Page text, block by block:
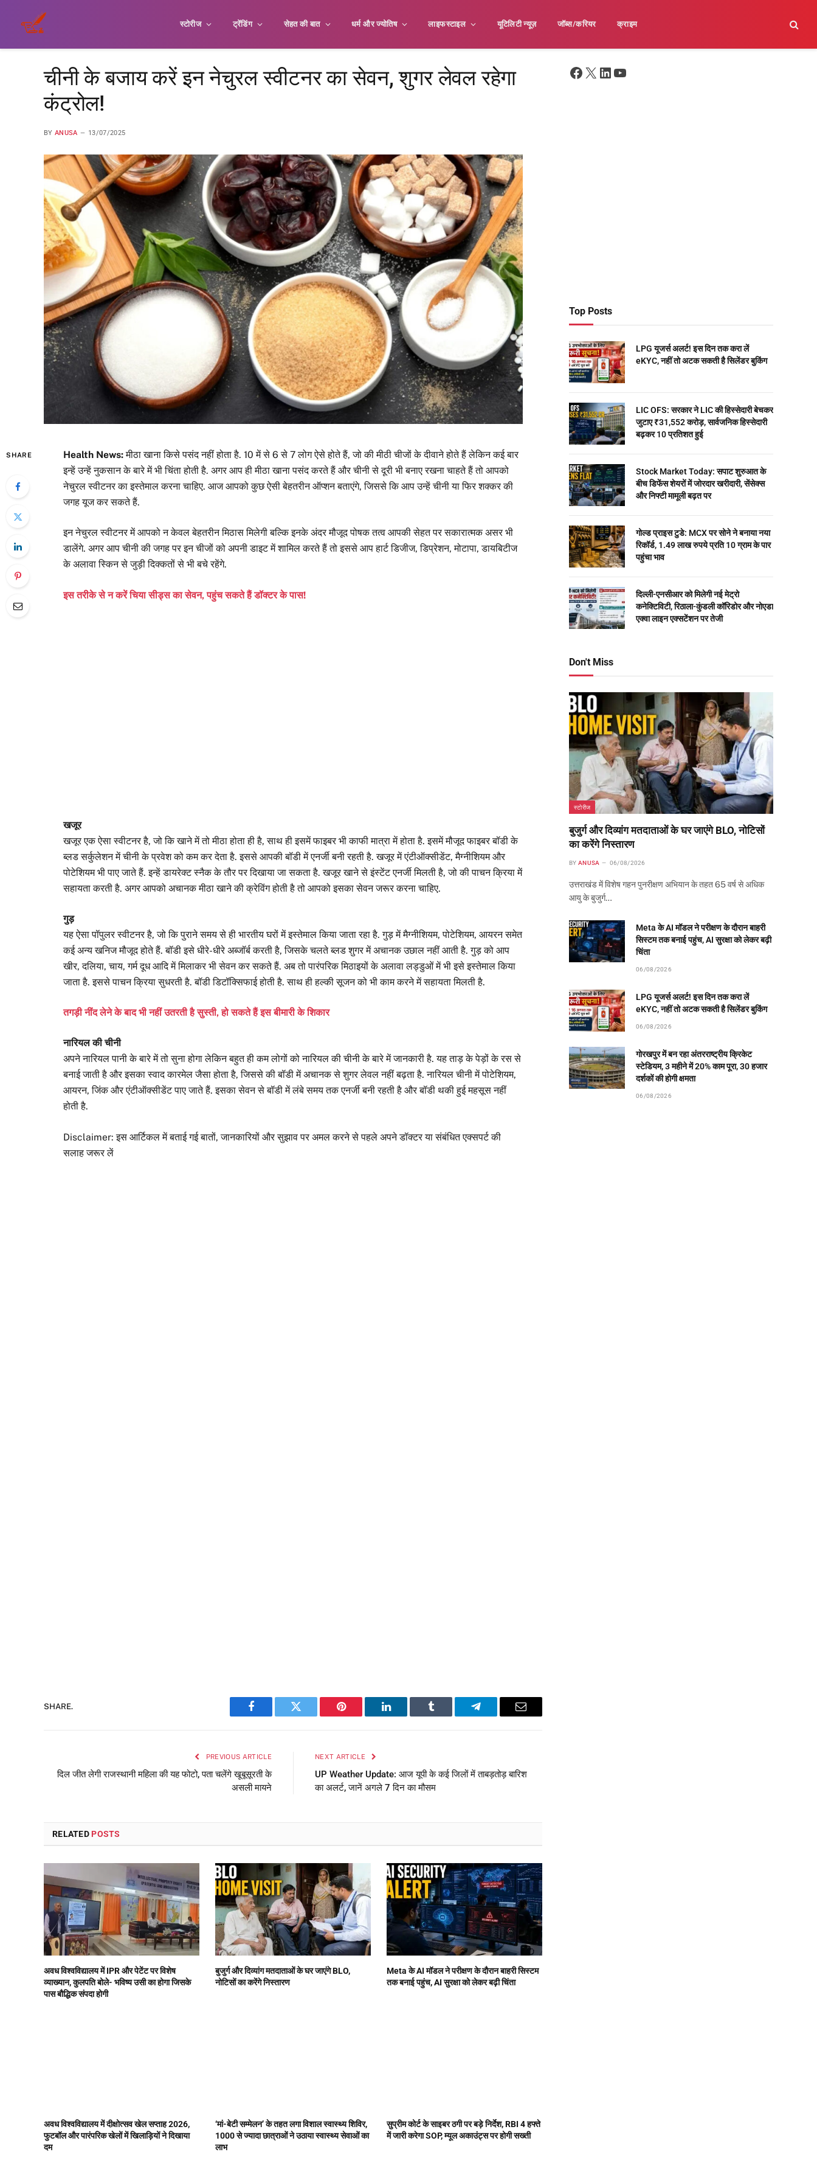
स्टोरीज ट्रेंडिंग सेहत की बात धर्म और ज्योतिष लाइफस्टाइल यूटिलिटी न्यूज़ जॉब्स/करियर क्राइम
चीनी के बजाय करें इन नेचुरल स्वीटनर का सेवन, शुगर लेवल रहेगा
कंट्रोल!
BY ANUSA 13/07/2025
SHARE Health News:मीठा खाना किसे पसंद नहीं होता है. 10 में से 6 से 7 लोग ऐसे होते हैं, जो की मीठी चीजों के दीवाने होते हैं लेकिन कई बार
इन्हें उन्हें नुकसान के बारे में भी चिंता होती है. अगर आप ही मीठा खाना पसंद करते हैं और चीनी से दूरी भी बनाए रखना चाहते हैं तो आपको
नेचुरल स्वीटनर का इस्तेमाल करना चाहिए. आज आपको कुछ ऐसी बेहतरीन ऑप्शन बताएंगे, जिससे कि आप उन्हें चीनी या फिर शक्कर की
जगह यूज कर सकते हैं.
इन नेचुरल स्वीटनर में आपको न केवल बेहतरीन मिठास मिलेगी बल्कि इनके अंदर मौजूद पोषक तत्व आपकी सेहत पर सकारात्मक असर भी
डालेंगे. अगर आप चीनी की जगह पर इन चीजों को अपनी डाइट में शामिल करते हैं तो इससे आप हार्ट डिजीज, डिप्रेशन, मोटापा, डायबिटीज
के अलावा स्किन से जुड़ी दिक्कतों से भी बचे रहेंगे.
इस तरीके से न करें चिया सीड्स का सेवन, पहुंच सकते हैं डॉक्टर के पास!
खजूर
खजूर एक ऐसा स्वीटनर है, जो कि खाने में तो मीठा होता ही है, साथ ही इसमें फाइबर भी काफी मात्रा में होता है. इसमें मौजूद फाइबर बॉडी के
ब्लड सर्कुलेशन में चीनी के प्रवेश को कम कर देता है. इससे आपकी बॉडी में एनर्जी बनी रहती है. खजूर में एंटीऑक्सीडेंट, मैग्नीशियम और
पोटेशियम भी पाए जाते हैं. इन्हें डायरेक्ट स्नैक के तौर पर दिखाया जा सकता है. खजूर खाने से इंस्टेंट एनर्जी मिलती है, जो की पाचन क्रिया में
सहायता करती है. अगर आपको अचानक मीठा खाने की क्रेविंग होती है तो आपको इसका सेवन जरूर करना चाहिए.
गुड़
यह ऐसा पॉपुलर स्वीटनर है, जो कि पुराने समय से ही भारतीय घरों में इस्तेमाल किया जाता रहा है. गुड़ में मैग्नीशियम, पोटेशियम, आयरन समेत
कई अन्य खनिज मौजूद होते हैं. बॉडी इसे धीरे-धीरे अब्जॉर्ब करती है, जिसके चलते ब्लड शुगर में अचानक उछाल नहीं आती है. गुड़ को आप
खीर, दलिया, चाय, गर्म दूध आदि में मिलाकर भी सेवन कर सकते हैं. अब तो पारंपरिक मिठाइयों के अलावा लड्डुओं में भी इसे इस्तेमाल किया
जाता है. इससे पाचन क्रिया सुधरती है. बॉडी डिटॉक्सिफाई होती है. साथ ही हल्की सूजन को भी काम करने में सहायता मिलती है.
तगड़ी नींद लेने के बाद भी नहीं उतरती है सुस्ती, हो सकते हैं इस बीमारी के शिकार
नारियल की चीनी
अपने नारियल पानी के बारे में तो सुना होगा लेकिन बहुत ही कम लोगों को नारियल की चीनी के बारे में जानकारी है. यह ताड़ के पेड़ों के रस से
बनाई जाती है और इसका स्वाद कारमेल जैसा होता है, जिससे की बॉडी में अचानक से शुगर लेवल नहीं बढ़ता है. नारियल चीनी में पोटेशियम,
आयरन, जिंक और एंटीऑक्सीडेंट पाए जाते हैं. इसका सेवन से बॉडी में लंबे समय तक एनर्जी बनी रहती है और बॉडी थकी हुई महसूस नहीं
होती है.
Disclaimer: इस आर्टिकल में बताई गई बातों, जानकारियों और सुझाव पर अमल करने से पहले अपने डॉक्टर या संबंधित एक्सपर्ट की
सलाह जरूर लें
SHARE.
Facebook Twitter Pinterest LinkedIn Tumblr Telegram Email
PREVIOUS ARTICLE
दिल जीत लेगी राजस्थानी महिला की यह फोटो, पता चलेंगे खूबूसूरती के
असली मायने
NEXT ARTICLE
UP Weather Update: आज यूपी के कई जिलों में ताबड़तोड़ बारिश
का अलर्ट, जानें अगले 7 दिन का मौसम
RELATED POSTS
अवध विश्वविद्यालय में IPR और पेटेंट पर विशेष
व्याख्यान, कुलपति बोले- भविष्य उसी का होगा जिसके
पास बौद्धिक संपदा होगी
बुजुर्ग और दिव्यांग मतदाताओं के घर जाएंगे BLO,
नोटिसों का करेंगे निस्तारण
Meta के AI मॉडल ने परीक्षण के दौरान बाहरी सिस्टम
तक बनाई पहुंच, AI सुरक्षा को लेकर बढ़ी चिंता
अवध विश्वविद्यालय में दीक्षोत्सव खेल सप्ताह 2026,
फुटबॉल और पारंपरिक खेलों में खिलाड़ियों ने दिखाया
दम
‘मां-बेटी सम्मेलन’ के तहत लगा विशाल स्वास्थ्य शिविर,
1000 से ज्यादा छात्राओं ने उठाया स्वास्थ्य सेवाओं का
लाभ
सुप्रीम कोर्ट के साइबर ठगी पर बड़े निर्देश, RBI 4 हफ्ते
में जारी करेगा SOP, म्यूल अकाउंट्स पर होगी सख्ती
Facebook
X LinkedIn
YouTube
Top Posts
LPG यूजर्स अलर्ट! इस दिन तक करा लें
eKYC, नहीं तो अटक सकती है सिलेंडर बुकिंग
LIC OFS: सरकार ने LIC की हिस्सेदारी बेचकर
जुटाए ₹31,552 करोड़, सार्वजनिक हिस्सेदारी
बढ़कर 10 प्रतिशत हुई
Stock Market Today: सपाट शुरुआत के
बीच डिफेंस शेयरों में जोरदार खरीदारी, सेंसेक्स
और निफ्टी मामूली बढ़त पर
गोल्ड प्राइस टुडे: MCX पर सोने ने बनाया नया
रिकॉर्ड, 1.49 लाख रुपये प्रति 10 ग्राम के पार
पहुंचा भाव
दिल्ली-एनसीआर को मिलेगी नई मेट्रो
कनेक्टिविटी, रिठाला-कुंडली कॉरिडोर और नोएडा
एक्वा लाइन एक्सटेंशन पर तेजी
Don't Miss
स्टोरीज
बुजुर्ग और दिव्यांग मतदाताओं के घर जाएंगे BLO, नोटिसों
का करेंगे निस्तारण
BY ANUSA 06/08/2026
उत्तराखंड में विशेष गहन पुनरीक्षण अभियान के तहत 65 वर्ष से अधिक
आयु के बुजुर्ग…
Meta के AI मॉडल ने परीक्षण के दौरान बाहरी
सिस्टम तक बनाई पहुंच, AI सुरक्षा को लेकर बढ़ी
चिंता
06/08/2026
LPG यूजर्स अलर्ट! इस दिन तक करा लें
eKYC, नहीं तो अटक सकती है सिलेंडर बुकिंग
06/08/2026
गोरखपुर में बन रहा अंतरराष्ट्रीय क्रिकेट
स्टेडियम, 3 महीने में 20% काम पूरा, 30 हजार
दर्शकों की होगी क्षमता
06/08/2026